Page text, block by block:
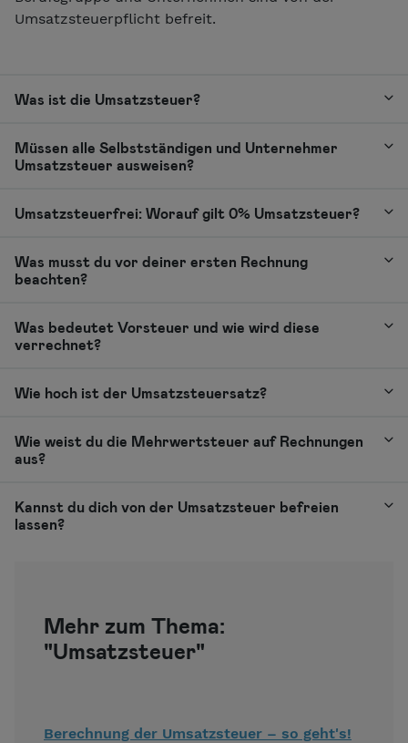
Umsatzsteuerpflicht befreit.
Was ist die Umsatzsteuer?
Müssen alle Selbstständigen und Unternehmer
Umsatzsteuer ausweisen?
Umsatzsteuerfrei: Worauf gilt 0% Umsatzsteuer?
Was musst du vor deiner ersten Rechnung
beachten?
Was bedeutet Vorsteuer und wie wird diese
verrechnet?
Wie hoch ist der Umsatzsteuersatz?
Wie weist du die Mehrwertsteuer auf Rechnungen
aus?
Kannst du dich von der Umsatzsteuer befreien
lassen?
Mehr zum Thema:
"Umsatzsteuer"
Berechnung der Umsatzsteuer – so geht's!